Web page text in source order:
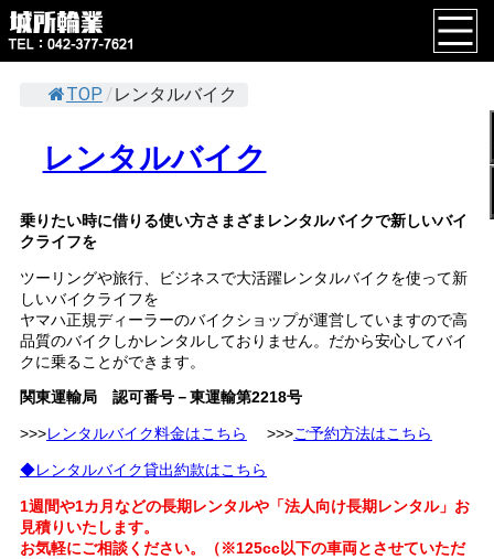
TOP /レンタルバイク
レンタルバイク
乗りたい時に借りる使い方さまざまレンタルバイクで新しいバイ
クライフを
ツーリングや旅行、ビジネスで大活躍レンタルバイクを使って新
しいバイクライフを
ヤマハ正規ディーラーのバイクショップが運営していますので高
品質のバイクしかレンタルしておりません。だから安心してバイ
クに乗ることができます。
関東運輸局 認可番号－東運輸第2218号
>>>レンタルバイク料金はこちら >>>ご予約方法はこちら
◆レンタルバイク貸出約款はこちら
1週間や1カ月などの長期レンタルや「法人向け長期レンタル」お
見積りいたします。
お気軽にご相談ください。（※125cc以下の車両とさせていただ